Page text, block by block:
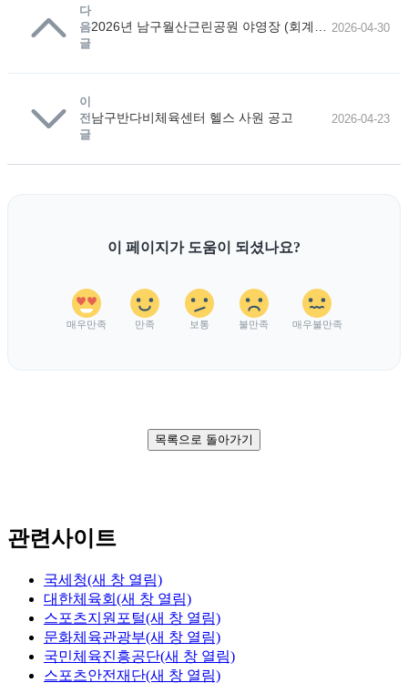
다
음
글
2026년 남구월산근린공원 야영장 (회계사무, 환경미화)
2026-04-30
이
전
글
남구반다비체육센터 헬스 사원 공고 2026-04-23
이 페이지가 도움이 되셨나요?
매우만족 만족 보통 불만족 매우불만족
목록으로 돌아가기
관련사이트
국세청(새 창 열림)
대한체육회 (새 창 열림)
스포츠지원포털(새 창 열림)
문화체육관광부(새 창 열림)
국민체육진흥공단(새 창 열림)
스포츠안전재단(새 창 열림)